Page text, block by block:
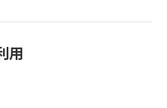
用
mechanically,